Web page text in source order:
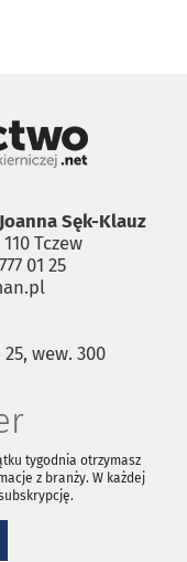
Sęk-Klauz
Tczew
01 25
wew. 300
tygodnia otrzymasz
z branży. W każdej